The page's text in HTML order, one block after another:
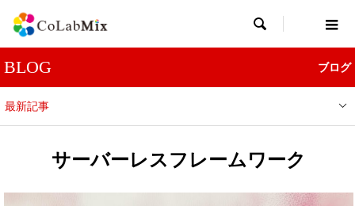

BLOG ブログ
最新記事
サーバーレスフレームワーク